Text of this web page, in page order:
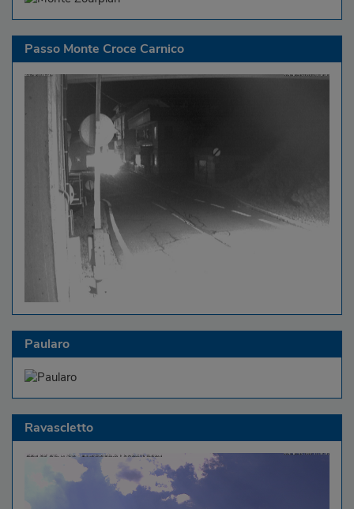
Passo Monte Croce Carnico
Paularo
Ravascletto